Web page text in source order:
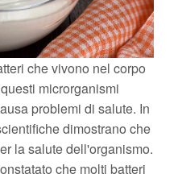
che vivono nel corpo
microrganismi
problemi di salute. In
dimostrano che
la salute dell'organismo.
che molti batteri